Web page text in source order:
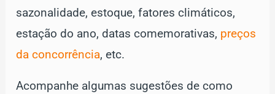
sazonalidade, estoque, fatores climáticos,
estação do ano, datas comemorativas, preços
da concorrência, etc.
Acompanhe algumas sugestões de como